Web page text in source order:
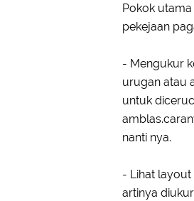
Pokok
pekejaan
- Mengukur
urugan atau
untuk
nanti nya.
- Lihat
artinya